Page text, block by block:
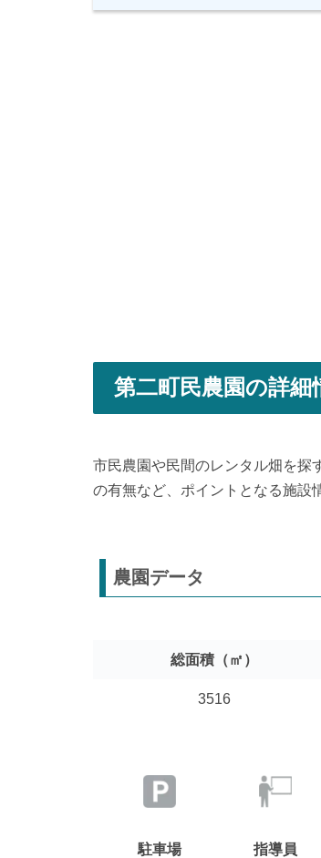
第二町民農園の詳細
市民農園や民間のレンタル畑を探
の有無など、ポイントとなる施設
農園データ
総面積（㎡）
3516
駐車場 指導員